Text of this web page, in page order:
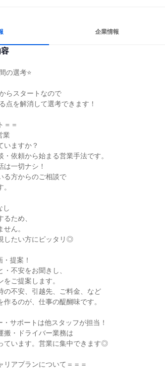
企業情報
の選考⭐
＝＝
業
いますか？
・依頼から始まる営業手法です。
は一切ナシ！
る方からのご相談で
し
ため、
ん。
したい方にピッタリ◎
提案！
不安をお聞きし、
ご提案します。
の不安、引越先、ご料金、など
るのが、仕事の醍醐味です。
サポートは他スタッフが担当！
搬・ドライバー業務は
ています。営業に集中できます◎
リアプランについて＝＝＝